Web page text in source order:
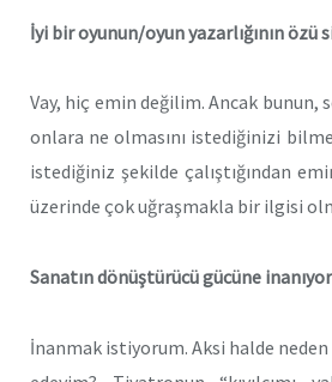
İyi bir oyunun/oyun yazarlığının özü
Vay, hiç emin değilim. Ancak bunun,
onlara ne olmasını istediğinizi
istediğiniz şekilde çalıştığından
üzerinde çok uğraşmakla bir ilgisi
Sanatın dönüştürücü gücüne
İnanmak istiyorum. Aksi halde